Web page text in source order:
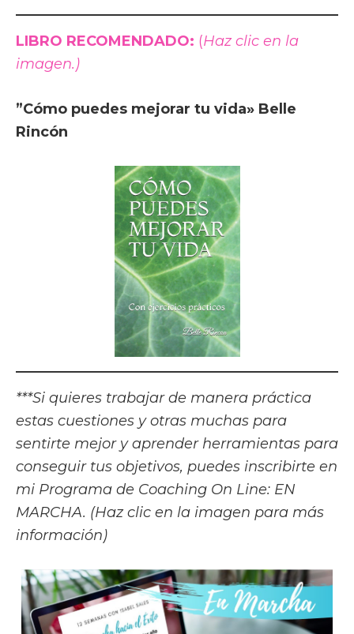
LIBRO RECOMENDADO: (Haz clic en la
imagen.)
”Cómo puedes mejorar tu vida» Belle
Rincón
***Si quieres trabajar de manera práctica
estas cuestiones y otras muchas para
sentirte mejor y aprender herramientas para
conseguir tus objetivos, puedes inscribirte en
mi Programa de Coaching On Line: EN
MARCHA. (Haz clic en la imagen para más
información)